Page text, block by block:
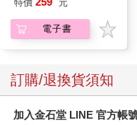
特價 元
電子書
訂購/退換貨須知
加入金石堂 LINE 官方帳